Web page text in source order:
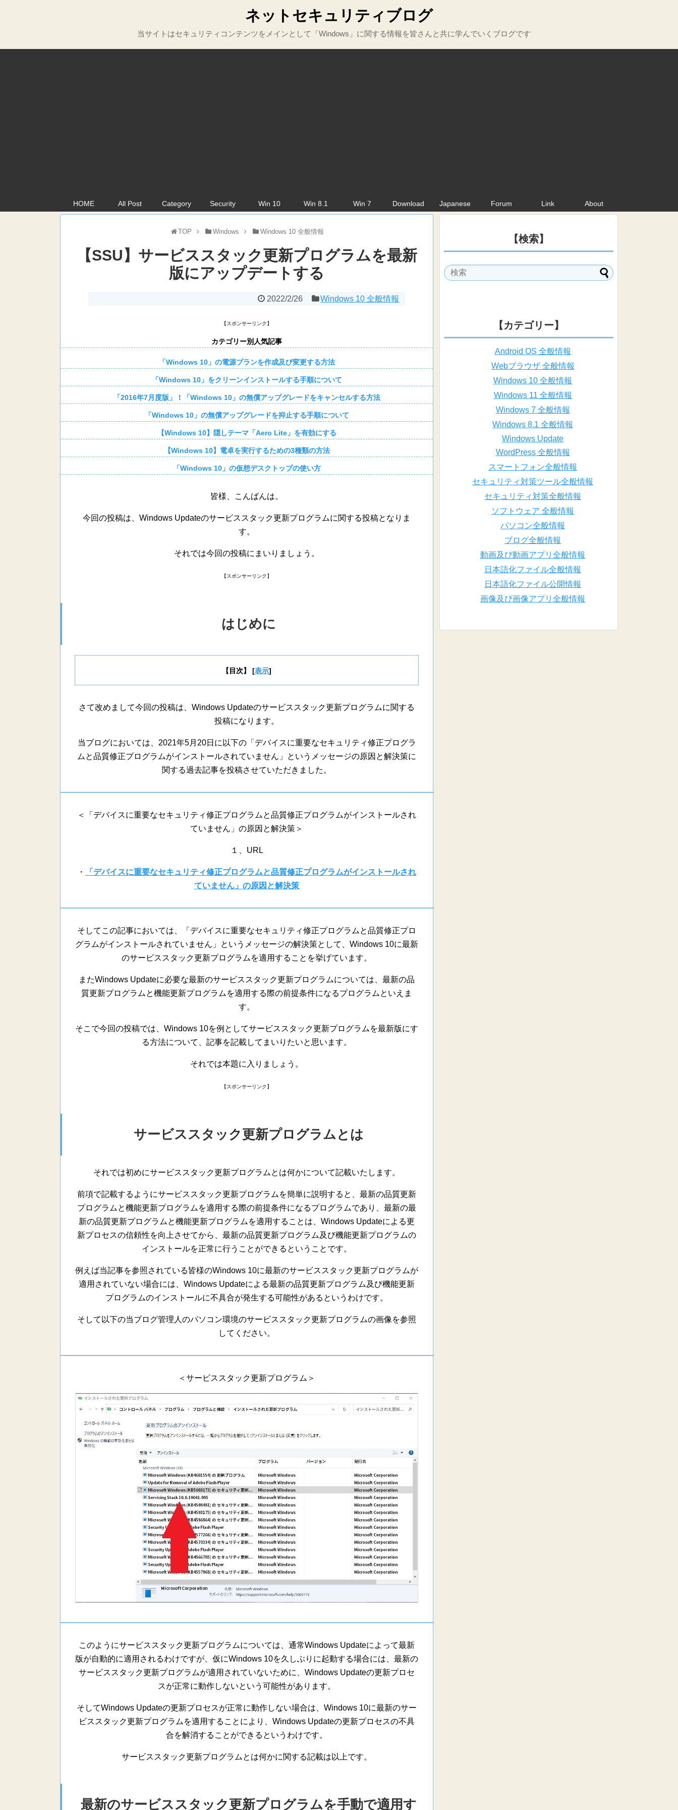
ネットセキュリティブログ
当サイトはセキュリティコンテンツをメインとして「Windows」に関する情報を皆さんと共に学んでいくブログです
HOME All Post Category Security Win 10 Win 8.1 Win 7 Download Japanese Forum Link About
TOP Windows Windows 10 全般情報
【SSU】サービススタック更新プログラムを最新
版にアップデートする
2022/2/26 Windows 10 全般情報
【スポンサーリンク】
カテゴリー別人気記事
「Windows 10」の電源プランを作成及び変更する方法
「Windows 10」をクリーンインストールする手順について
「2016年7月度版」！「Windows 10」の無償アップグレードをキャンセルする方法
「Windows 10」の無償アップグレードを抑止する手順について
【Windows 10】隠しテーマ「Aero Lite」を有効にする
【Windows 10】電卓を実行するための3種類の方法
「Windows 10」の仮想デスクトップの使い方
皆様、こんばんは。
今回の投稿は、Windows Updateのサービススタック更新プログラムに関する投稿となりま
す。
それでは今回の投稿にまいりましょう。
【スポンサーリンク】
はじめに
【目次】 [表示]
さて改めまして今回の投稿は、Windows Updateのサービススタック更新プログラムに関する
投稿になります。
当ブログにおいては、2021年5月20日に以下の「デバイスに重要なセキュリティ修正プログラ
ムと品質修正プログラムがインストールされていません」というメッセージの原因と解決策に
関する過去記事を投稿させていただきました。
＜「デバイスに重要なセキュリティ修正プログラムと品質修正プログラムがインストールされ
ていません」の原因と解決策＞
１、URL
・
「デバイスに重要なセキュリティ修正プログラムと品質修正プログラムがインストールされ
ていません」の原因と解決策
そしてこの記事においては、「デバイスに重要なセキュリティ修正プログラムと品質修正プロ
グラムがインストールされていません」というメッセージの解決策として、Windows 10に最新
のサービススタック更新プログラムを適用することを挙げています。
またWindows Updateに必要な最新のサービススタック更新プログラムについては、最新の品
質更新プログラムと機能更新プログラムを適用する際の前提条件になるプログラムといえま
す。
そこで今回の投稿では、Windows 10を例としてサービススタック更新プログラムを最新版にす
る方法について、記事を記載してまいりたいと思います。
それでは本題に入りましょう。
【スポンサーリンク】
サービススタック更新プログラムとは
それでは初めにサービススタック更新プログラムとは何かについて記載いたします。
前項で記載するようにサービススタック更新プログラムを簡単に説明すると、最新の品質更新
プログラムと機能更新プログラムを適用する際の前提条件になるプログラムであり、最新の最
新の品質更新プログラムと機能更新プログラムを適用することは、Windows Updateによる更
新プロセスの信頼性を向上させてから、最新の品質更新プログラム及び機能更新プログラムの
インストールを正常に行うことができるということです。
例えば当記事を参照されている皆様のWindows 10に最新のサービススタック更新プログラムが
適用されていない場合には、Windows Updateによる最新の品質更新プログラム及び機能更新
プログラムのインストールに不具合が発生する可能性があるというわけです。
そして以下の当ブログ管理人のパソコン環境のサービススタック更新プログラムの画像を参照
してください。
＜サービススタック更新プログラム＞
このようにサービススタック更新プログラムについては、通常Windows Updateによって最新
版が自動的に適用されるわけですが、仮にWindows 10を久しぶりに起動する場合には、最新の
サービススタック更新プログラムが適用されていないために、Windows Updateの更新プロセ
スが正常に動作しないという可能性があります。
そしてWindows Updateの更新プロセスが正常に動作しない場合は、Windows 10に最新のサー
ビススタック更新プログラムを適用することにより、Windows Updateの更新プロセスの不具
合を解消することができるというわけです。
サービススタック更新プログラムとは何かに関する記載は以上です。
最新のサービススタック更新プログラムを手動で適用す
【検索】
【カテゴリー】
Android OS 全般情報
Webブラウザ 全般情報
Windows 10 全般情報
Windows 11 全般情報
Windows 7 全般情報
Windows 8.1 全般情報
Windows Update
WordPress 全般情報
スマートフォン全般情報
セキュリティ対策ツール全般情報
セキュリティ対策全般情報
ソフトウェア 全般情報
パソコン全般情報
ブログ全般情報
動画及び動画アプリ全般情報
日本語化ファイル全般情報
日本語化ファイル公開情報
画像及び画像アプリ全般情報